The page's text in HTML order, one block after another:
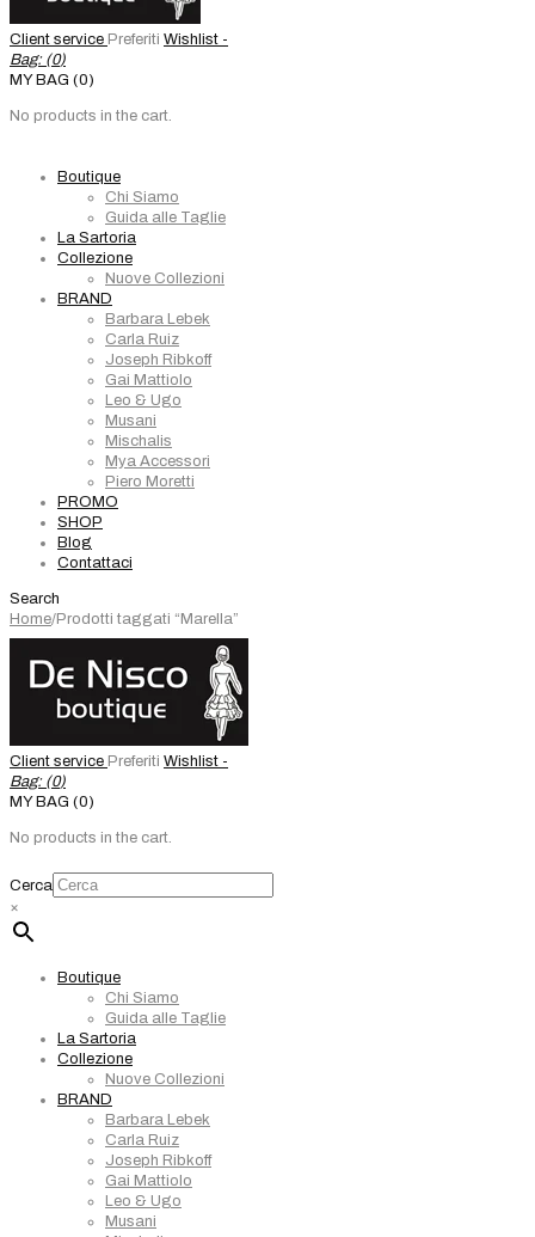
Client service Preferiti Wishlist -
Bag: (0)
MY BAG (0)
No products in the cart.
Boutique
Chi Siamo
Guida alle Taglie
La Sartoria
Collezione
Nuove Collezioni
BRAND
Barbara Lebek
Carla Ruiz
Joseph Ribkoff
Gai Mattiolo
Leo & Ugo
Musani
Mischalis
Mya Accessori
Piero Moretti
PROMO
SHOP
Blog
Contattaci
Search
Home/Prodotti taggati “Marella”
Client service Preferiti Wishlist -
Bag: (0)
MY BAG (0)
No products in the cart.
Cerca
×
Boutique
Chi Siamo
Guida alle Taglie
La Sartoria
Collezione
Nuove Collezioni
BRAND
Barbara Lebek
Carla Ruiz
Joseph Ribkoff
Gai Mattiolo
Leo & Ugo
Musani